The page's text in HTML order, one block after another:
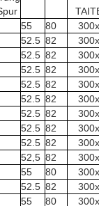
55 80
52.5 82
52.5 82
52.5 82
52.5 82
52.5 82
52.5 82
52.5 82
52.5 82
52,5 82
55 80
52.5 82
55 80